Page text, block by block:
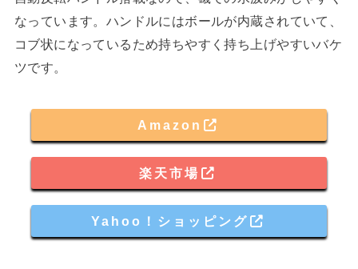
なっています。ハンドルにはボールが内蔵されていて、
コブ状になっているため持ちやすく持ち上げやすいバケ
ツです。
Amazon
楽天市場
Yahoo！ショッピング